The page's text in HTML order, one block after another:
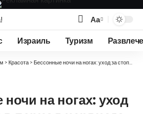
Изменение
размера
Аа
Израиль Туризм
> Красота > Бессонные ночи на ногах: уход за стопами в период нервного напряжения
на ногах: уход